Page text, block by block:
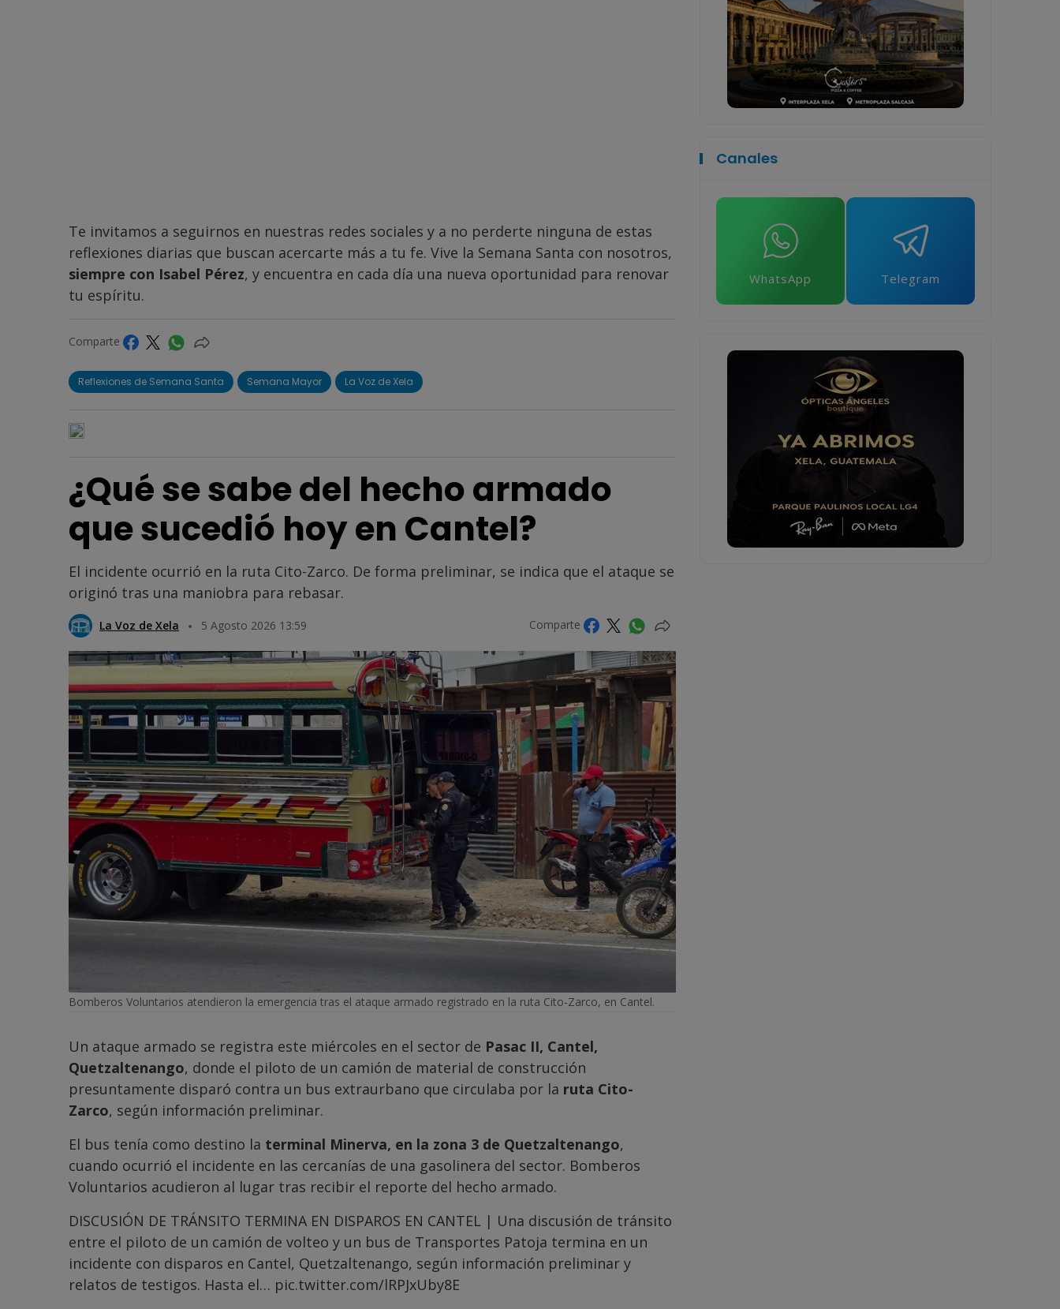
Te invitamos a seguirnos en nuestras redes sociales y a no perderte ninguna de estas
reflexiones diarias que buscan acercarte más a tu fe. Vive la Semana Santa con nosotros,
siempre con Isabel Pérez, y encuentra en cada día una nueva oportunidad para renovar
tu espíritu.
Comparte
Reflexiones de Semana Santa Semana Mayor La Voz de Xela
¿Qué se sabe del hecho armado
que sucedió hoy en Cantel?
El incidente ocurrió en la ruta Cito-Zarco. De forma preliminar, se indica que el ataque se
originó tras una maniobra para rebasar.
La Voz de Xela 5 Agosto 2026 13:59 Comparte
Bomberos Voluntarios atendieron la emergencia tras el ataque armado registrado en la ruta Cito-Zarco, en Cantel.
Un ataque armado se registra este miércoles en el sector de Pasac II, Cantel,
Quetzaltenango, donde el piloto de un camión de material de construcción
presuntamente disparó contra un bus extraurbano que circulaba por la ruta Cito-
Zarco, según información preliminar.
El bus tenía como destino la terminal Minerva, en la zona 3 de Quetzaltenango,
cuando ocurrió el incidente en las cercanías de una gasolinera del sector. Bomberos
Voluntarios acudieron al lugar tras recibir el reporte del hecho armado.
DISCUSIÓN DE TRÁNSITO TERMINA EN DISPAROS EN CANTEL | Una discusión de tránsito
entre el piloto de un camión de volteo y un bus de Transportes Patoja termina en un
incidente con disparos en Cantel, Quetzaltenango, según información preliminar y
relatos de testigos. Hasta el… pic.twitter.com/lRPJxUby8E
Canales
WhatsApp Telegram